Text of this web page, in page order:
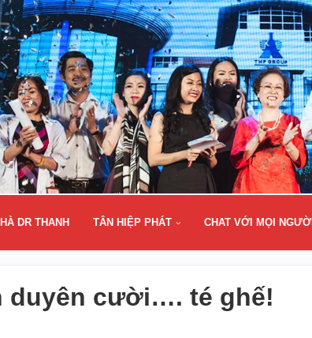
DR THANH TÂN HIỆP PHÁT CHAT VỚI MỌI NGƯỜI
duyên cười…. té ghế!